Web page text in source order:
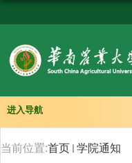
进入导航
当前位置:首页 学院通知